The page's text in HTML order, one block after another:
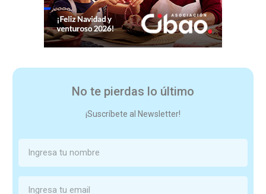
No te pierdas lo último
¡Suscríbete al Newsletter!